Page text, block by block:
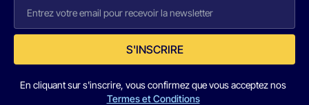
S'INSCRIRE
En cliquant sur s'inscrire, vous confirmez que vous acceptez nos
Termes et Conditions